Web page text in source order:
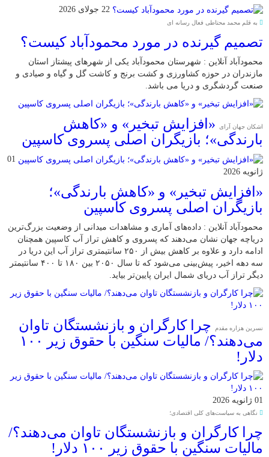
22 جولای 2026
به قلم محمد محتاطی فعال رسانه ای
تصمیم گیرنده در مورد محمودآباد کیست؟
محمودآباد آنلاین : شهرستان محمودآباد یکی از شهرهای پیشتاز استان
مازندران در حوزه کشاورزی و کشت برنج و کاشت گل و گیاه و صیادی و
صنعت گردشگری و دریا می باشد.
اشکان جهان آرای
«افزایش تبخیر» و «کاهش
بارندگی»؛ بازیگران اصلی پسروی کاسپین
01
ژانویه 2026
«افزایش تبخیر» و «کاهش بارندگی»؛
بازیگران اصلی پسروی کاسپین
محمودآباد آنلاین : داده‌های آماری و مشاهدات میدانی از وضعیت بزرگ‌ترین
دریاچه جهان نشان می‌دهند که پسروی و کاهش تراز آب کاسپین همچنان
ادامه دارد و علاوه بر کاهش بیش از ۲۵۰ سانتیمتری تراز آب این دریا در
سه دهه اخیر، پیش‌بینی می‌شود که تا سال ۲۰۵۰ بین ۱۸۰ تا ۴۰۰ سانتیمتر
دیگر تراز آب دریای شمال ایران پایین‌تر بیاید.
نسرین هزاره مقدم
چرا کارگران و بازنشستگان تاوان
می‌دهند؟/ مالیات سنگین با حقوق زیر ۱۰۰
دلار!
01 ژانویه 2026
نگاهی به سیاست‌های کلی اقتصادی؛
چرا کارگران و بازنشستگان تاوان می‌دهند؟/
مالیات سنگین با حقوق زیر ۱۰۰ دلار!